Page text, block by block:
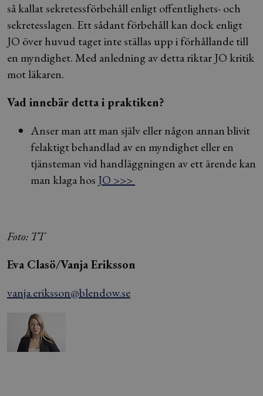
så kallat sekretessförbehåll enligt offentlighets- och
sekretesslagen. Ett sådant förbehåll kan dock enligt
JO över huvud taget inte ställas upp i förhållande till
en myndighet. Med anledning av detta riktar JO kritik
mot läkaren.
Vad innebär detta i praktiken?
Anser man att man själv eller någon annan blivit
felaktigt behandlad av en myndighet eller en
tjänsteman vid handläggningen av ett ärende kan
man klaga hos JO >>>
Foto: TT
Eva Clasö/Vanja Eriksson
vanja.eriksson@blendow.se